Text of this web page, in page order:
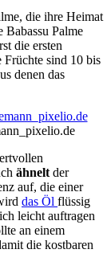
die ihre Heimat
Palme
die ersten
sind 10 bis
denen das
ähnelt der
auf, die einer
das Öl flüssig
leicht auftragen
an einem
die kostbaren